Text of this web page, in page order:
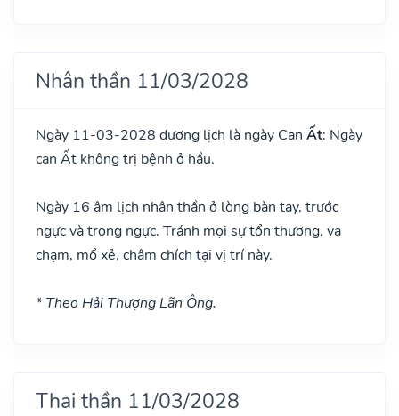
Nhân thần 11/03/2028
Ngày 11-03-2028 dương lịch là ngày Can Ất: Ngày
can Ất không trị bệnh ở hầu.
Ngày 16 âm lịch nhân thần ở lòng bàn tay, trước
ngực và trong ngực. Tránh mọi sự tổn thương, va
chạm, mổ xẻ, châm chích tại vị trí này.
* Theo Hải Thượng Lãn Ông.
Thai thần 11/03/2028